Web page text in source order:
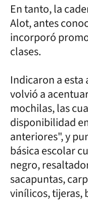
En tanto, la
Alot, antes
incorporó
clases.
Indicaron a esta
volvió a
mochilas, las
disponibilidad
anteriores", y
básica escolar
negro,
sacapuntas,
vinílicos, tijeras,